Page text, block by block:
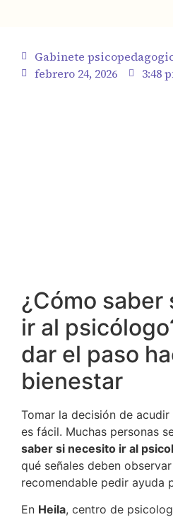
Gabinete
febrero 24, 2026
3:48
¿Cómo saber
ir al
dar el paso
bienestar
Tomar la decisión de
es fácil. Muchas personas
saber si necesito ir al
qué señales deben
recomendable pedir ayuda
En Heila, centro de